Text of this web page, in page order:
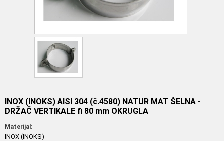
INOX (INOKS) AISI 304 (č.4580) NATUR MAT ŠELNA -
DRŽAČ VERTIKALE fi 80 mm OKRUGLA
Materijal:
INOX (INOKS)